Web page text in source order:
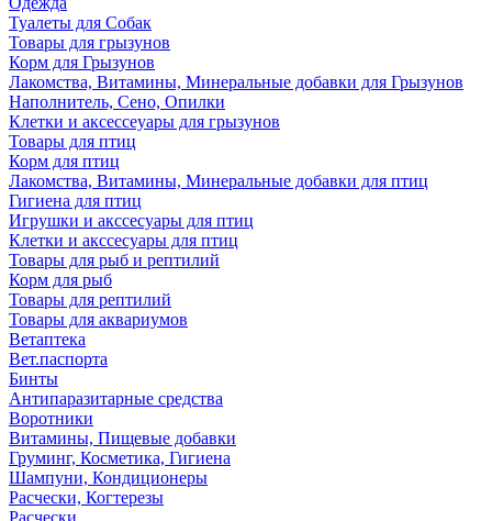
Туалеты для Собак
Товары для грызунов
Корм для Грызунов
Лакомства, Витамины, Минеральные добавки для Грызунов
Наполнитель, Сено, Опилки
Клетки и аксессеуары для грызунов
Товары для птиц
Корм для птиц
Лакомства, Витамины, Минеральные добавки для птиц
Гигиена для птиц
Игрушки и акссесуары для птиц
Клетки и акссесуары для птиц
Товары для рыб и рептилий
Корм для рыб
Товары для рептилий
Товары для аквариумов
Ветаптека
Вет.паспорта
Бинты
Антипаразитарные средства
Воротники
Витамины, Пищевые добавки
Груминг, Косметика, Гигиена
Шампуни, Кондиционеры
Расчески, Когтерезы
Расчески